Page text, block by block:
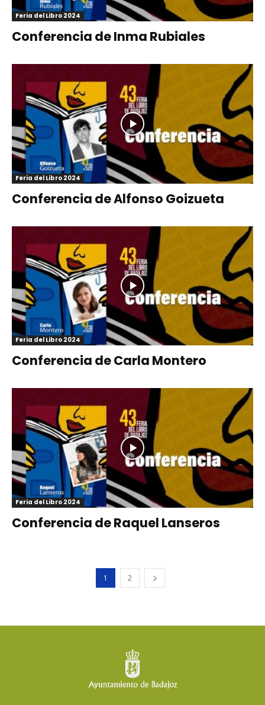
Feria del Libro 2024
Conferencia de Inma Rubiales
Feria del Libro 2024
Conferencia de Alfonso Goizueta
Feria del Libro 2024
Conferencia de Carla Montero
Feria del Libro 2024
Conferencia de Raquel Lanseros
1 2